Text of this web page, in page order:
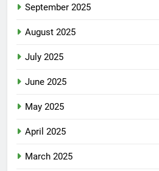
September 2025
August 2025
July 2025
June 2025
May 2025
April 2025
March 2025